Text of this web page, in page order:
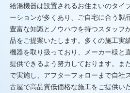
給湯機器は設置されるお住まいのタイ
ーションが多くあり、ご自宅に合う製
豊富な知識とノウハウを持つスタッフ
品をご提案いたします。多くの施工実
機器を取り扱っており、メーカー様と
提供できるよう努力しております。ま
で実施し、アフターフォローまで自社
古屋で高品質低価格な施工をご提供い